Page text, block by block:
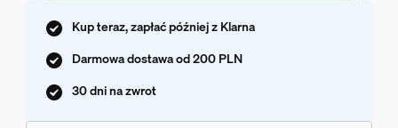
Kup teraz, zapłać później z Klarna
Darmowa dostawa od 200 PLN
30 dni na zwrot